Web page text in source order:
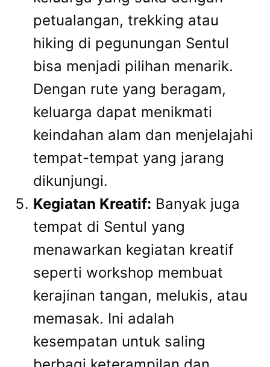
petualangan, trekking atau
hiking di pegunungan Sentul
bisa menjadi pilihan menarik.
Dengan rute yang beragam,
keluarga dapat menikmati
keindahan alam dan menjelajahi
tempat-tempat yang jarang
dikunjungi.
Kegiatan Kreatif: Banyak juga
tempat di Sentul yang
menawarkan kegiatan kreatif
seperti workshop membuat
kerajinan tangan, melukis, atau
memasak. Ini adalah
kesempatan untuk saling